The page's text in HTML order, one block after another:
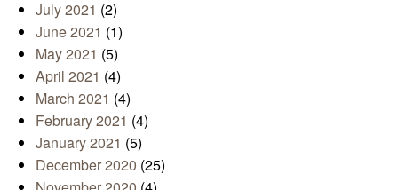
July 2021 (2)
June 2021 (1)
May 2021 (5)
April 2021 (4)
March 2021 (4)
February 2021 (4)
January 2021 (5)
December 2020 (25)